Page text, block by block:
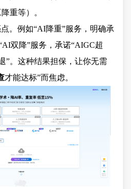
重等）。
点。例如“AI降重”服务，明确承
双降”服务，承诺“AIGC超
”。这种结果担保，让你无需
才能达标”而焦虑。